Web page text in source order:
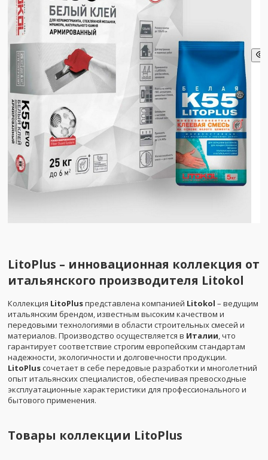
LitoPlus – инновационная коллекция от
итальянского производителя Litokol
Коллекция LitoPlusпредставлена компанией Litokol – ведущим
итальянским брендом, известным высоким качеством и
передовыми технологиями в области строительных смесей и
материалов. Производство осуществляется в Италии, что
гарантирует соответствие строгим европейским стандартам
надежности, экологичности и долговечности продукции.
LitoPlusсочетает в себе передовые разработки и многолетний
опыт итальянских специалистов, обеспечивая превосходные
эксплуатационные характеристики для профессионального и
бытового применения.
Товары коллекции LitoPlus